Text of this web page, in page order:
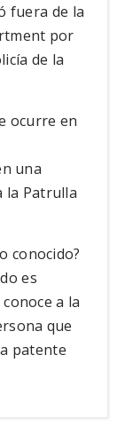
fuera de la
por
de la
ocurre en
una
la Patrulla
conocido?
es
a la
que
patente